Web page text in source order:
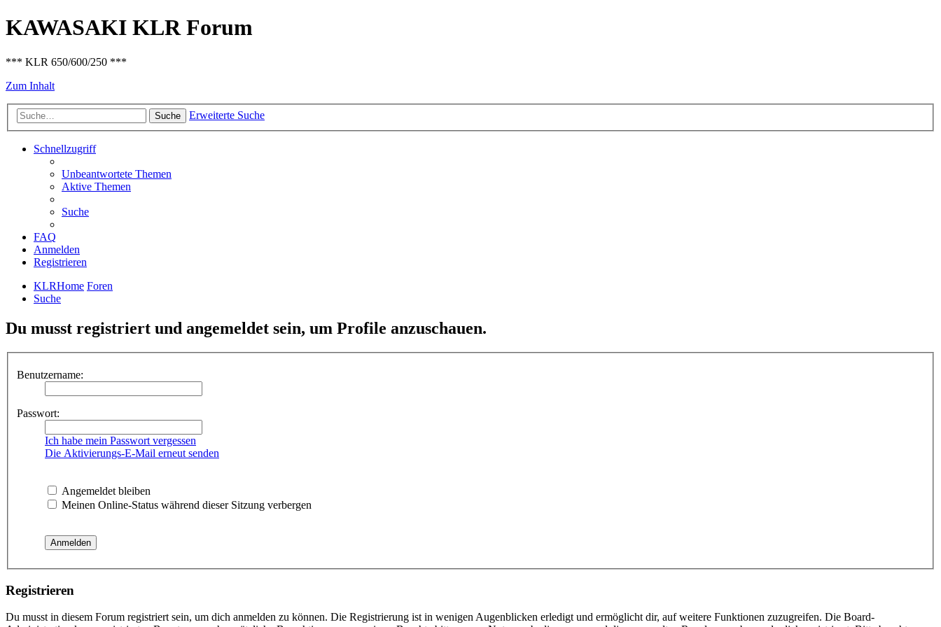
KAWASAKI KLR Forum
*** KLR 650/600/250 ***
Zum Inhalt
Suche Erweiterte Suche
Schnellzugriff
Unbeantwortete Themen
Aktive Themen
Suche
FAQ
Anmelden
Registrieren
KLRHome Foren
Suche
Du musst registriert und angemeldet sein, um Profile anzuschauen.
Benutzername:
Passwort:
Ich habe mein Passwort vergessen
Die Aktivierungs-E-Mail erneut senden
Angemeldet bleiben
Meinen Online-Status während dieser Sitzung verbergen
Registrieren
Du musst in diesem Forum registriert sein, um dich anmelden zu können. Die Registrierung ist in wenigen Augenblicken erledigt und ermöglicht dir, auf weitere Funktionen zuzugreifen. Die Board-